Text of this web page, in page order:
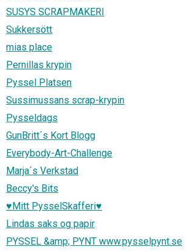
SUSYS SCRAPMAKERI
Sukkersött
mias place
Pernillas krypin
Pyssel Platsen
Sussimussans scrap-krypin
Pysseldags
GunBritt´s Kort Blogg
Everybody-Art-Challenge
Marja´s Verkstad
Beccy's Bits
♥Mitt PysselSkafferi♥
Lindas saks og papir
PYSSEL &amp; PYNT www.pysselpynt.se